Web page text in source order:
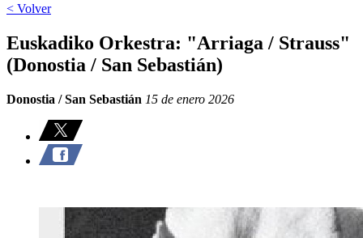
< Volver
Euskadiko Orkestra: "Arriaga / Strauss"
(Donostia / San Sebastián)
Donostia / San Sebastián 15 de enero 2026